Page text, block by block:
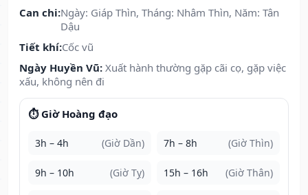
Can chi:Ngày: Giáp Thìn, Tháng: Nhâm Thìn, Năm: Tân
Dậu
Tiết khí:Cốc vũ
Ngày Huyền Vũ: Xuất hành thường gặp cãi cọ, gặp việc
xấu, không nên đi
⏱️ Giờ Hoàng đạo
3h – 4h (Giờ Dần) 7h – 8h (Giờ Thìn)
9h – 10h (Giờ Tỵ) 15h – 16h (Giờ Thân)